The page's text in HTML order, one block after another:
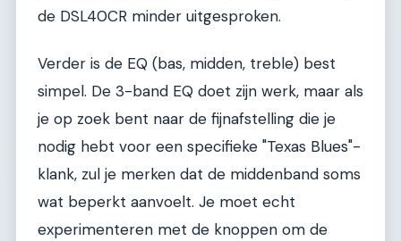
de DSL40CR minder uitgesproken.
Verder is de EQ (bas, midden, treble) best
simpel. De 3-band EQ doet zijn werk, maar als
je op zoek bent naar de fijnafstelling die je
nodig hebt voor een specifieke "Texas Blues"-
klank, zul je merken dat de middenband soms
wat beperkt aanvoelt. Je moet echt
experimenteren met de knoppen om de